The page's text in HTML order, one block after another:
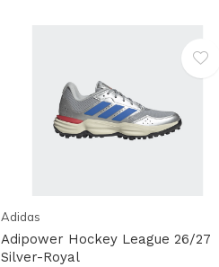
Adidas
Adipower Hockey League 26/27
Silver-Royal